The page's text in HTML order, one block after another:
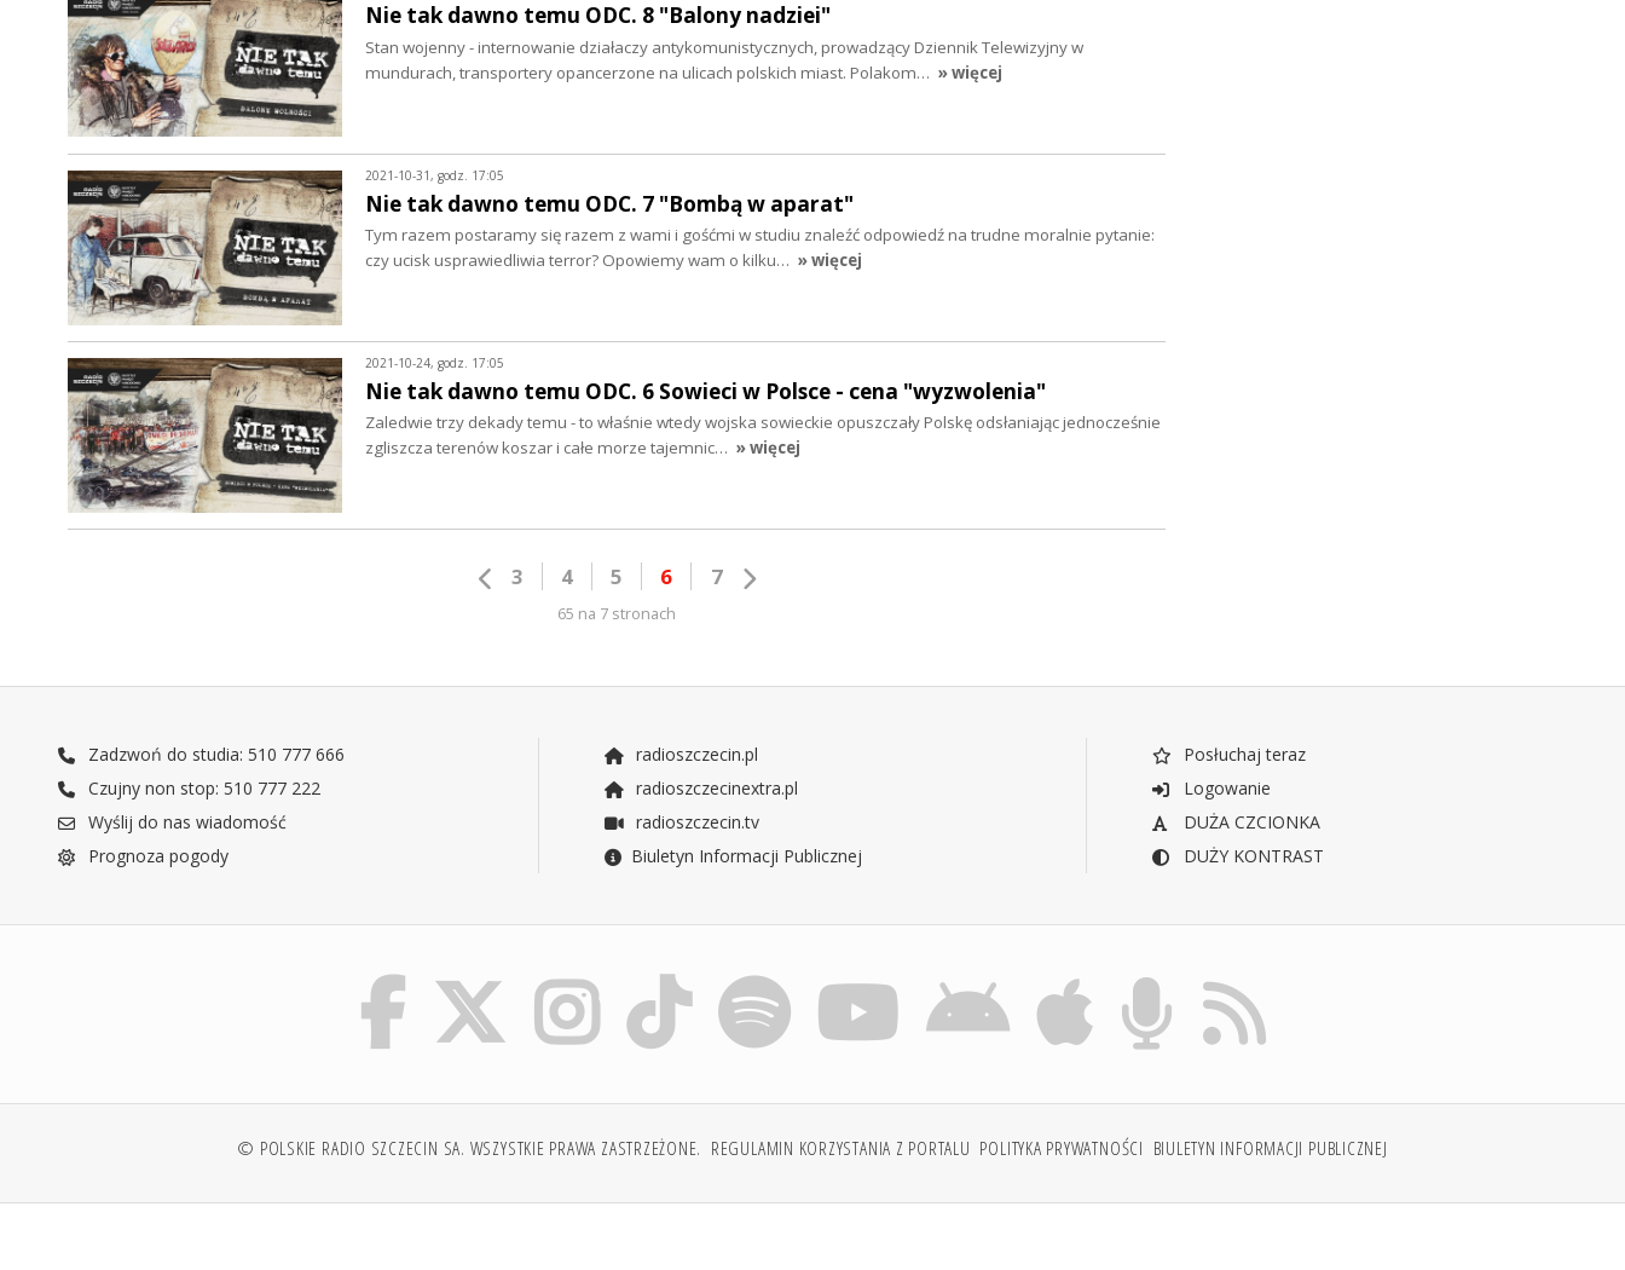
Nie tak dawno temu ODC. 8 "Balony nadziei"
Stan wojenny - internowanie działaczy antykomunistycznych, prowadzący Dziennik Telewizyjny w
mundurach, transportery opancerzone na ulicach polskich miast. Polakom… » więcej
2021-10-31, godz. 17:05
Nie tak dawno temu ODC. 7 "Bombą w aparat"
Tym razem postaramy się razem z wami i gośćmi w studiu znaleźć odpowiedź na trudne moralnie pytanie:
czy ucisk usprawiedliwia terror? Opowiemy wam o kilku… » więcej
2021-10-24, godz. 17:05
Nie tak dawno temu ODC. 6 Sowieci w Polsce - cena "wyzwolenia"
Zaledwie trzy dekady temu - to właśnie wtedy wojska sowieckie opuszczały Polskę odsłaniając jednocześnie
zgliszcza terenów koszar i całe morze tajemnic… » więcej
3 4 5 6 7
65 na 7 stronach
Zadzwoń do studia: 510 777 666
Czujny non stop: 510 777 222
Wyślij do nas wiadomość
Prognoza pogody
radioszczecin.pl
radioszczecinextra.pl
radioszczecin.tv
Biuletyn Informacji Publicznej
Posłuchaj teraz
Logowanie
DUŻA CZCIONKA
DUŻY KONTRAST
© POLSKIE RADIO SZCZECIN SA. WSZYSTKIE PRAWA ZASTRZEŻONE. REGULAMIN KORZYSTANIA Z PORTALU POLITYKA PRYWATNOŚCI BIULETYN INFORMACJI PUBLICZNEJ